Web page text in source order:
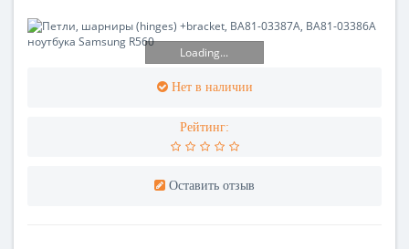
Loading...
Нет в наличии
Рейтинг:
Оставить отзыв